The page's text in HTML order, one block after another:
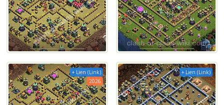
+ Lien (Link)
2026
+ Lien (Link)